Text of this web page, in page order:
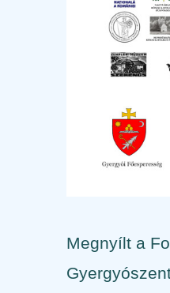
Megnyílt a